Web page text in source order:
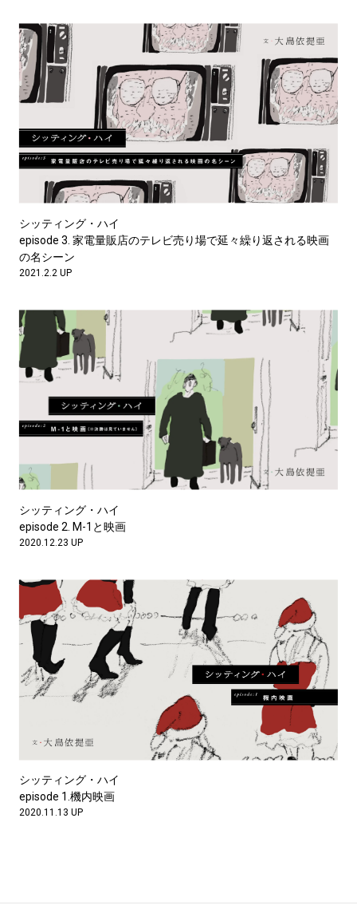
シッティング・ハイ
episode 3. 家電量販店のテレビ売り場で延々繰り返される映画
の名シーン
2021.2.2 UP
シッティング・ハイ
episode 2. M-1と映画
2020.12.23 UP
シッティング・ハイ
episode 1.機内映画
2020.11.13 UP